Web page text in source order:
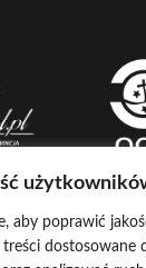
aby poprawić
dostosowane